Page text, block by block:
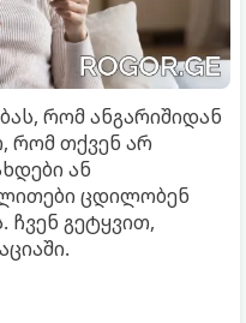
რომ ანგარიშიდან
რომ თქვენ არ
ან
ცდილობენ
ჩვენ გეტყვით,